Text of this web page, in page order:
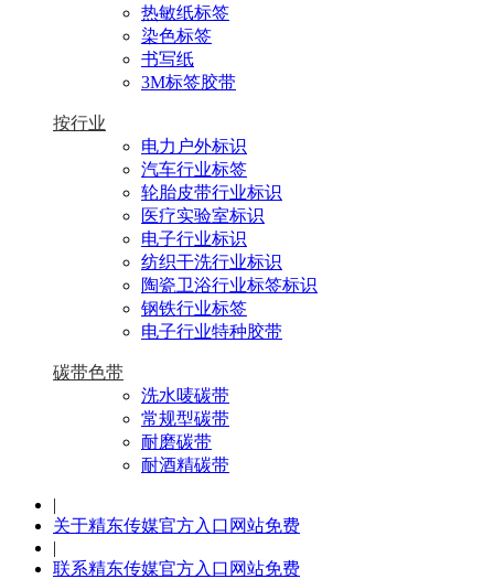
热敏纸标签
染色标签
书写纸
3M标签胶带
按行业
电力户外标识
汽车行业标签
轮胎皮带行业标识
医疗实验室标识
电子行业标识
纺织干洗行业标识
陶瓷卫浴行业标签标识
钢铁行业标签
电子行业特种胶带
碳带色带
洗水唛碳带
常规型碳带
耐磨碳带
耐酒精碳带
|
关于精东传媒官方入口网站免费
|
联系精东传媒官方入口网站免费